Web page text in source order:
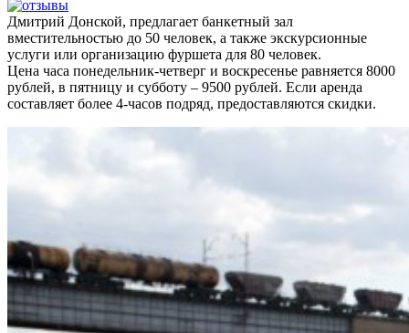
Дмитрий Донской, предлагает банкетный зал
вместительностью до 50 человек, а также экскурсионные
услуги или организацию фуршета для 80 человек.
Цена часа понедельник-четверг и воскресенье равняется 8000
рублей, в пятницу и субботу – 9500 рублей. Если аренда
составляет более 4-часов подряд, предоставляются скидки.